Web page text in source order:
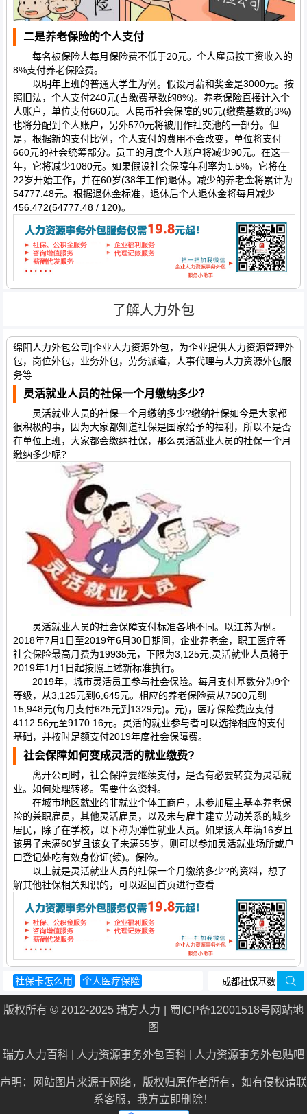
二是养老保险的个人支付
每名被保险人每月保险费不低于20元。个人雇员按工资收入的
8%支付养老保险费。
以明年上班的普通大学生为例。假设月薪和奖金是3000元。按
照旧法，个人支付240元(占缴费基数的8%)。养老保险直接计入个
人账户，单位支付660元。人民币社会保障的90元(缴费基数的3%)
也将分配到个人账户，另外570元将被用作社交池的一部分。但
是，根据新的支付比例，个人支付的费用不会改变，单位将支付
660元的社会统筹部分。员工的月度个人账户将减少90元。在这一
年，它将减少1080元。如果假设社会保障年利率为1.5%，它将在
22岁开始工作，并在60岁(38年工作)退休。减少的养老金将累计为
54777.48元。根据退休金标准，退休后个人退休金将每月减少
456.472(54777.48 / 120)。
了解人力外包
绵阳人力外包公司|企业人力资源外包，为企业提供人力资源管理外
包，岗位外包，业务外包，劳务派遣，人事代理与人力资源外包服
务等
灵活就业人员的社保一个月缴纳多少？
灵活就业人员的社保一个月缴纳多少?缴纳社保如今是大家都
很积极的事，因为大家都知道社保是国家给予的福利，所以不是否
在单位上班，大家都会缴纳社保，那么灵活就业人员的社保一个月
缴纳多少呢?
灵活就业人员的社会保障支付标准各地不同。以江苏为例。
2018年7月1日至2019年6月30日期间，企业养老金，职工医疗等
社会保险最高月费为19935元，下限为3,125元;灵活就业人员将于
2019年1月1日起按照上述新标准执行。
2019年，城市灵活员工参与社会保险。每月支付基数分为9个
等级，从3,125元到6,645元。相应的养老保险费从7500元到
15,948元(每月支付625元到1329元)。元)，医疗保险费应支付
4112.56元至9170.16元。灵活的就业参与者可以选择相应的支付
基础，并按时足额支付2019年度社会保障费。
社会保障如何变成灵活的就业缴费?
离开公司时，社会保障要继续支付，是否有必要转变为灵活就
业。如何处理转移。需要什么资料。
在城市地区就业的非就业个体工商户，未参加雇主基本养老保
险的兼职雇员，其他灵活雇员，以及未与雇主建立劳动关系的城乡
居民，除了在学校，以下称为弹性就业人员。如果该人年满16岁且
该男子未满60岁且该女子未满55岁，则可以参加灵活就业场所或户
口登记处吃有效身份证(续)。保险。
以上就是灵活就业人员的社保一个月缴纳多少?的资料，想了
解其他社保相关知识的，可以返回首页进行查看
社保卡怎么用
个人医疗保险
版权所有 © 2012-2025 瑞方人力 蜀ICP备12001518号 网站地
图
瑞方人力百科 人力资源事务外包百科 人力资源事务外包贴吧
声明：网站图片来源于网络，版权归原作者所有，如有侵权请联
系客服，我方立即删除！